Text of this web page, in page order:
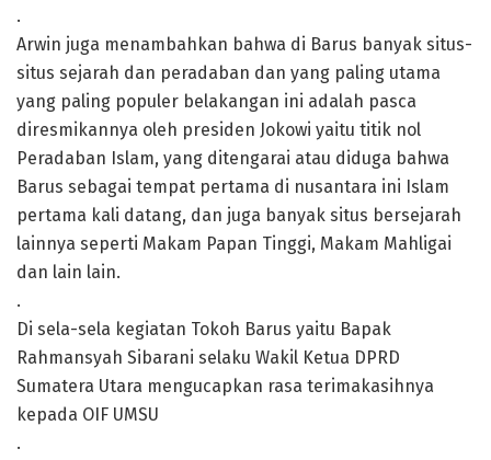
.
Arwin juga menambahkan bahwa di Barus banyak situs-
situs sejarah dan peradaban dan yang paling utama
yang paling populer belakangan ini adalah pasca
diresmikannya oleh presiden Jokowi yaitu titik nol
Peradaban Islam, yang ditengarai atau diduga bahwa
Barus sebagai tempat pertama di nusantara ini Islam
pertama kali datang, dan juga banyak situs bersejarah
lainnya seperti Makam Papan Tinggi, Makam Mahligai
dan lain lain.
.
Di sela-sela kegiatan Tokoh Barus yaitu Bapak
Rahmansyah Sibarani selaku Wakil Ketua DPRD
Sumatera Utara mengucapkan rasa terimakasihnya
kepada OIF UMSU
.